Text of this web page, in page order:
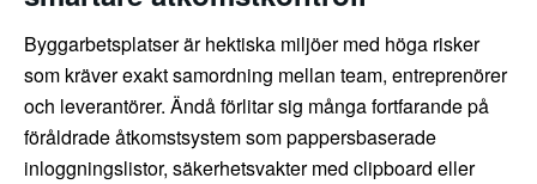
Byggarbetsplatser är hektiska miljöer med höga risker
som kräver exakt samordning mellan team, entreprenörer
och leverantörer. Ändå förlitar sig många fortfarande på
föråldrade åtkomstsystem som pappersbaserade
inloggningslistor, säkerhetsvakter med clipboard eller